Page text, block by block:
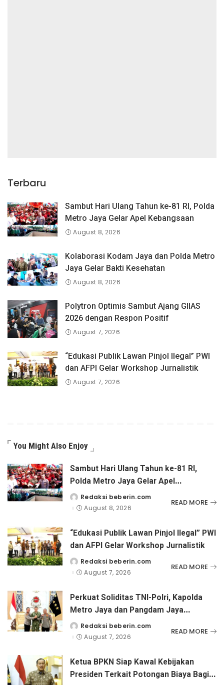
Terbaru
Sambut Hari Ulang Tahun ke-81 RI, Polda
Metro Jaya Gelar Apel Kebangsaan
August 8, 2026
Kolaborasi Kodam Jaya dan Polda Metro
Jaya Gelar Bakti Kesehatan
August 8, 2026
Polytron Optimis Sambut Ajang GIIAS
2026 dengan Respon Positif
August 7, 2026
“Edukasi Publik Lawan Pinjol Ilegal” PWI
dan AFPI Gelar Workshop Jurnalistik
August 7, 2026
You Might Also Enjoy
Sambut Hari Ulang Tahun ke-81 RI,
Polda Metro Jaya Gelar Apel
Kebangsaan
Posted
by
Redaksi beberin.com
August 8, 2026
READ MORE
“Edukasi Publik Lawan Pinjol Ilegal” PWI
dan AFPI Gelar Workshop Jurnalistik
Posted
by
Redaksi beberin.com
August 7, 2026
READ MORE
Perkuat Soliditas TNI-Polri, Kapolda
Metro Jaya dan Pangdam Jaya
Kunjungi Dankorps Brimob Polri
Posted
by
Redaksi beberin.com
August 7, 2026
READ MORE
Ketua BPKN Siap Kawal Kebijakan
Presiden Terkait Potongan Biaya Bagi